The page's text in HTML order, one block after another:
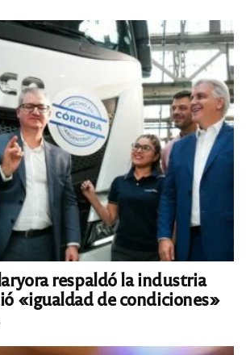
respaldó la industria
«igualdad de condiciones»